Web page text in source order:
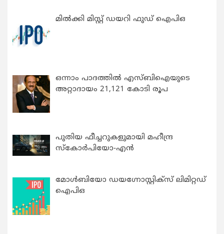
മിൽക്കി മിസ്റ്റ് ഡയറി ഫുഡ് ഐപിഒ
ഒന്നാം പാദത്തിൽ എസ്ബിഐയുടെ
അറ്റാദായം 21,121 കോടി രൂപ
പുതിയ ഫീച്ചറുകളുമായി മഹീന്ദ്ര
സ്കോർപിയോ-എൻ
മോൾബിയോ ഡയഗ്നോസ്റ്റിക്സ് ലിമിറ്റഡ്
ഐപിഒ